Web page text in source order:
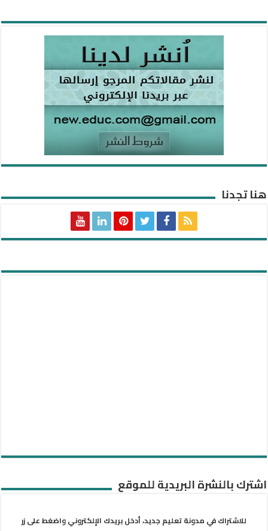
هنا تجدنا
اشترك بالنشرة البريدية للموقع
للاشتراك في مدونة تعليم جديد، أدخل بريدك الإلكتروني واضغط على زر